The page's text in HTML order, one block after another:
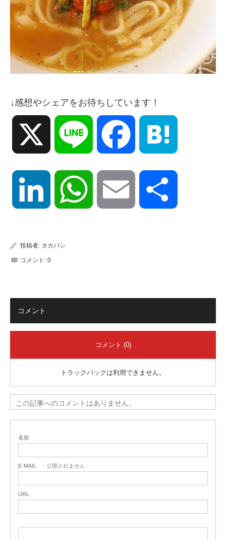
↓感想やシェアをお待ちしています！
Line Facebook
LinkedIn WhatsApp Email
投稿者: タカバシ
コメント: 0
コメント
コメント (0)
トラックバックは利用できません。
この記事へのコメントはありません。
名前
E-MAIL - 公開されません -
URL